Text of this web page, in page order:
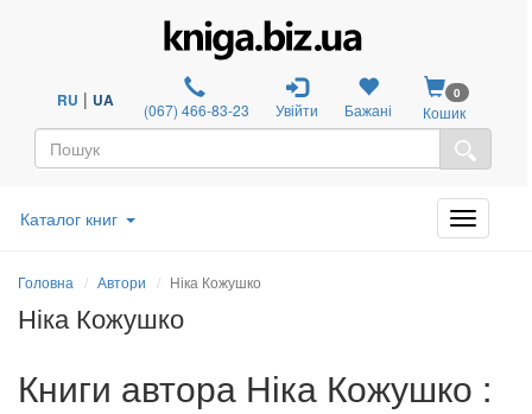
RU | UA (067) 466-83-23 Увійти Бажані
0
Кошик
Каталог книг
Головна Автори Ніка Кожушко
Ніка Кожушко
Книги автора Ніка Кожушко :